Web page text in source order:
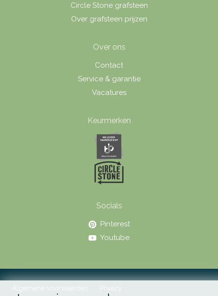
Circle Stone grafsteen
Over grafsteen prijzen
Over ons
Contact
Service & garantie
Vacatures
Keurmerken
Socials
Pinterest
Youtube
Algemene voorwaarden Privacy